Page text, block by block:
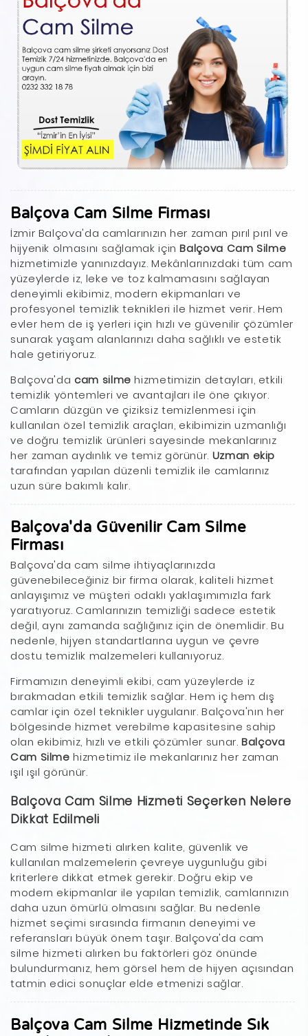
Balçova Cam Silme Firması
İzmir Balçova'da camlarınızın her zaman pırıl pırıl ve
hijyenik olmasını sağlamak içinBalçova Cam Silme
hizmetimizle yanınızdayız. Mekânlarınızdaki tüm cam
yüzeylerde iz, leke ve toz kalmamasını sağlayan
deneyimli ekibimiz, modern ekipmanları ve
profesyonel temizlik teknikleri ile hizmet verir. Hem
evler hem de iş yerleri için hızlı ve güvenilir çözümler
sunarak yaşam alanlarınızı daha sağlıklı ve estetik
hale getiriyoruz.
Balçova'da cam silme hizmetimizin detayları, etkili
temizlik yöntemleri ve avantajları ile öne çıkıyor.
Camların düzgün ve çiziksiz temizlenmesi için
kullanılan özel temizlik araçları, ekibimizin uzmanlığı
ve doğru temizlik ürünleri sayesinde mekanlarınız
her zaman aydınlık ve temiz görünür. Uzman ekip
tarafından yapılan düzenli temizlik ile camlarınız
uzun süre bakımlı kalır.
Balçova'da Güvenilir Cam Silme
Firması
Balçova'da cam silme ihtiyaçlarınızda
güvenebileceğiniz bir firma olarak, kaliteli hizmet
anlayışımız ve müşteri odaklı yaklaşımımızla fark
yaratıyoruz. Camlarınızın temizliği sadece estetik
değil, aynı zamanda sağlığınız için de önemlidir. Bu
nedenle, hijyen standartlarına uygun ve çevre
dostu temizlik malzemeleri kullanıyoruz.
Firmamızın deneyimli ekibi, cam yüzeylerde iz
bırakmadan etkili temizlik sağlar. Hem iç hem dış
camlar için özel teknikler uygulanır. Balçova'nın her
bölgesinde hizmet verebilme kapasitesine sahip
olan ekibimiz, hızlı ve etkili çözümler sunar.Balçova
Cam Silme hizmetimiz ile mekanlarınız her zaman
ışıl ışıl görünür.
Balçova Cam Silme Hizmeti Seçerken Nelere
Dikkat Edilmeli
Cam silme hizmeti alırken kalite, güvenlik ve
kullanılan malzemelerin çevreye uygunluğu gibi
kriterlere dikkat etmek gerekir. Doğru ekip ve
modern ekipmanlar ile yapılan temizlik, camlarınızın
daha uzun ömürlü olmasını sağlar. Bu nedenle
hizmet seçimi sırasında firmanın deneyimi ve
referansları büyük önem taşır. Balçova'da cam
silme hizmeti alırken bu faktörleri göz önünde
bulundurmanız, hem görsel hem de hijyen açısından
tatmin edici sonuçlar elde etmenizi sağlar.
Balçova Cam Silme Hizmetinde Sık